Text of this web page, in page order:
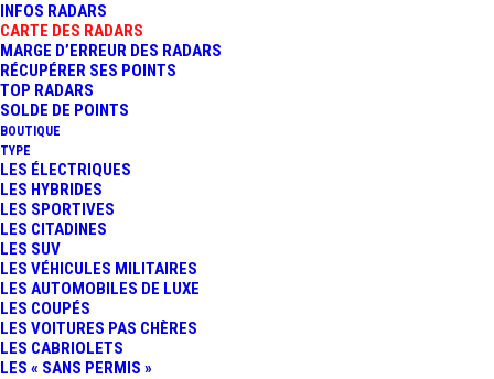
INFOS RADARS
CARTE DES RADARS
MARGE D’ERREUR DES RADARS
RÉCUPÉRER SES POINTS
TOP RADARS
SOLDE DE POINTS
BOUTIQUE
TYPE
LES ÉLECTRIQUES
LES HYBRIDES
LES SPORTIVES
LES CITADINES
LES SUV
LES VÉHICULES MILITAIRES
LES AUTOMOBILES DE LUXE
LES COUPÉS
LES VOITURES PAS CHÈRES
LES CABRIOLETS
LES « SANS PERMIS »
Ce radar est installé sur la RN
520, au cœur de la commune de